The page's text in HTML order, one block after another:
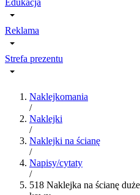
Edukacja
Reklama
Strefa prezentu
Naklejkomania
/
Naklejki
/
Naklejki na ścianę
/
Napisy/cytaty
/
518 Naklejka na ścianę